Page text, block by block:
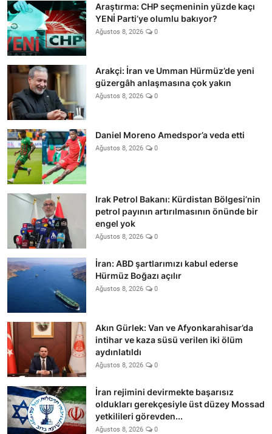
Araştırma: CHP seçmeninin yüzde kaçı
YENİ Parti’ye olumlu bakıyor?
Ağustos 8, 2026 0
Arakçi: İran ve Umman Hürmüz’de yeni
güzergâh anlaşmasına çok yakın
Ağustos 8, 2026 0
Daniel Moreno Amedspor’a veda etti
Ağustos 8, 2026 0
Irak Petrol Bakanı: Kürdistan Bölgesi’nin
petrol payının artırılmasının önünde bir
engel yok
Ağustos 8, 2026 0
İran: ABD şartlarımızı kabul ederse
Hürmüz Boğazı açılır
Ağustos 8, 2026 0
Akın Gürlek: Van ve Afyonkarahisar’da
intihar ve kaza süsü verilen iki ölüm
aydınlatıldı
Ağustos 8, 2026 0
İran rejimini devirmekte başarısız
oldukları gerekçesiyle üst düzey Mossad
yetkilileri görevden...
Ağustos 8, 2026 0